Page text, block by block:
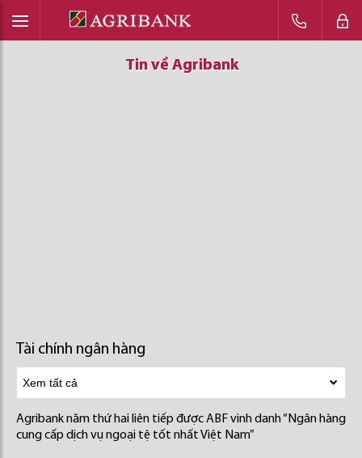
Tin về Agribank
Tin về Agribank
Tin về Agribank
Tài chính ngân hàng
Agribank năm thứ hai liên tiếp được ABF vinh danh “Ngân hàng
cung cấp dịch vụ ngoại tệ tốt nhất Việt Nam”